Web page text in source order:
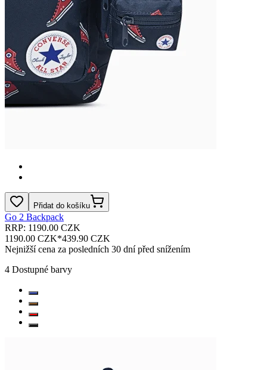
Přidat do košíku
Go 2 Backpack
RRP: 1190.00 CZK
1190.00 CZK*439.90 CZK
Nejnižší cena za posledních 30 dní před snížením
4 Dostupné barvy